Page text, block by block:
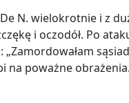
N. wielokrotnie i z
i oczodół. Po
na poważne